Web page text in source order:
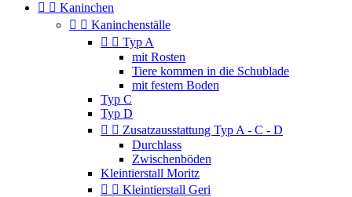
  Kaninchen
  Kaninchenställe
  Typ A
mit Rosten
Tiere kommen in die Schublade
mit festem Boden
Typ C
Typ D
  Zusatzausstattung Typ A - C - D
Durchlass
Zwischenböden
Kleintierstall Moritz
  Kleintierstall Geri